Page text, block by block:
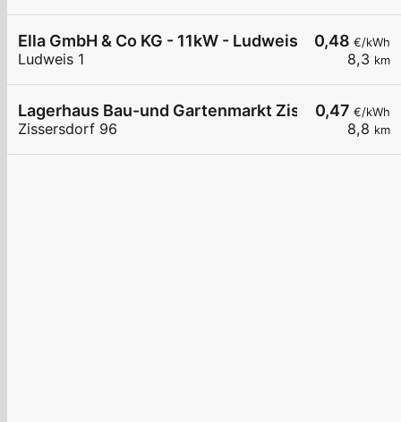
0,48 €/kWh
8,3 km
Ella GmbH & Co KG - 11kW - Ludweis - Pfarrstadl
Ludweis 1
0,47 €/kWh
8,8 km
Lagerhaus Bau-und Gartenmarkt Zissersdorf bei
Zissersdorf 96